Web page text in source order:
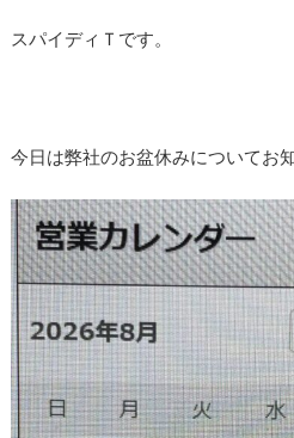
スパイディＴです。
今日は弊社のお盆休みについてお